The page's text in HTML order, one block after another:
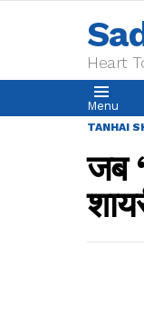
Heart
Menu
TANHAI
जब